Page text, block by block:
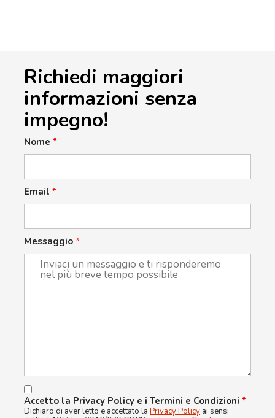
Richiedi maggiori
informazioni senza
impegno!
Nome *
Email *
Messaggio *
Accetto la Privacy Policy e i Termini e Condizioni *
Dichiaro di aver letto e accettato la Privacy Policy ai sensi